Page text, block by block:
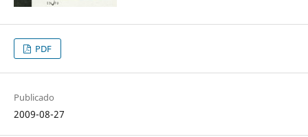
PDF
Publicado
2009-08-27